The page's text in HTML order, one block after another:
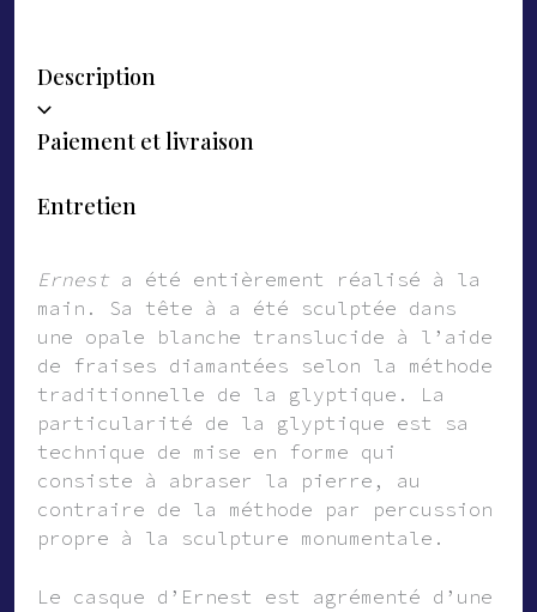
Description
Paiement et livraison
Entretien
Ernesta été entièrement réalisé à la
main. Sa tête à a été sculptée dans
une opale blanche translucide à l’aide
de fraises diamantées selon la méthode
traditionnelle de la glyptique. La
particularité de la glyptique est sa
technique de mise en forme qui
consiste à abraser la pierre, au
contraire de la méthode par percussion
propre à la sculpture monumentale.
Le casque d’Ernest est agrémenté d’une